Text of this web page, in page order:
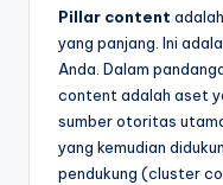
Pillar content
yang panjang. Ini
Anda. Dalam
content adalah aset
sumber otoritas
yang kemudian
pendukung (cluster